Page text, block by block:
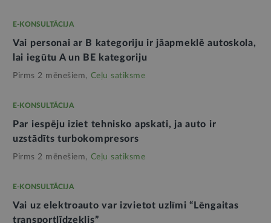
E-KONSULTĀCIJA
Vai personai ar B kategoriju ir jāapmeklē autoskola,
lai iegūtu A un BE kategoriju
Pirms 2 mēnešiem, Ceļu satiksme
E-KONSULTĀCIJA
Par iespēju iziet tehnisko apskati, ja auto ir
uzstādīts turbokompresors
Pirms 2 mēnešiem, Ceļu satiksme
E-KONSULTĀCIJA
Vai uz elektroauto var izvietot uzlīmi “Lēngaitas
transportlīdzeklis”